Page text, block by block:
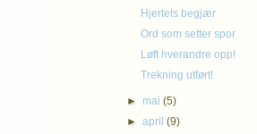
Hjertets begjær
Ord som setter spor
Løft hverandre opp!
Trekning utført!
► mai(5)
►april(9)